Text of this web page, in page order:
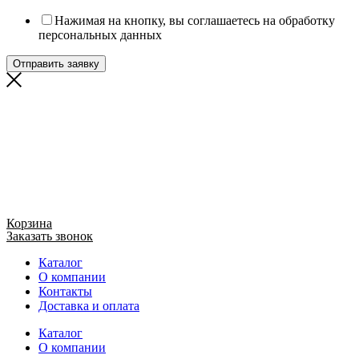
Нажимая на кнопку, вы соглашаетесь на обработку
персональных данных
Отправить заявку
Корзина
Заказать звонок
Каталог
О компании
Контакты
Доставка и оплата
Каталог
О компании